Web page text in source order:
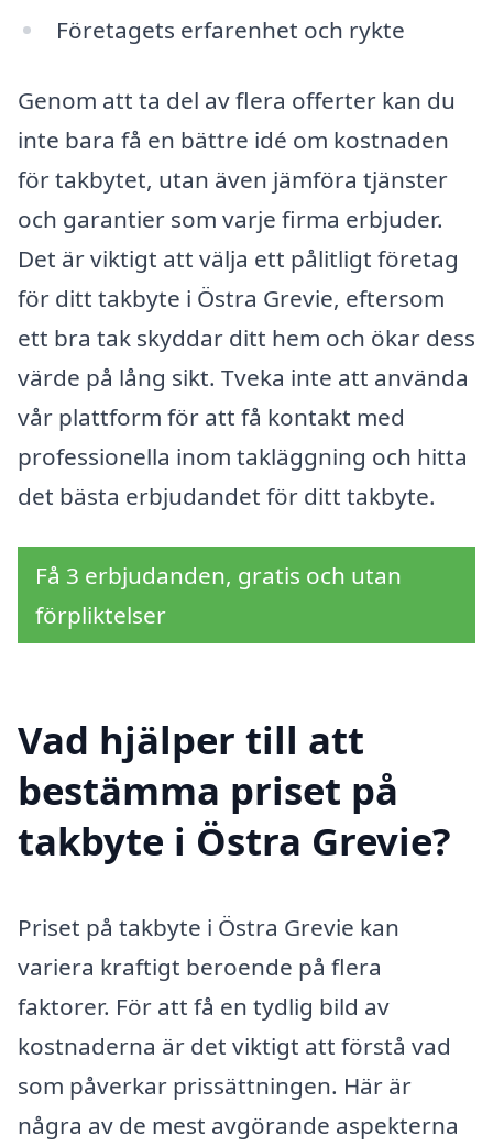
Företagets erfarenhet och rykte
Genom att ta del av flera offerter kan du
inte bara få en bättre idé om kostnaden
för takbytet, utan även jämföra tjänster
och garantier som varje firma erbjuder.
Det är viktigt att välja ett pålitligt företag
för ditt takbyte i Östra Grevie, eftersom
ett bra tak skyddar ditt hem och ökar dess
värde på lång sikt. Tveka inte att använda
vår plattform för att få kontakt med
professionella inom takläggning och hitta
det bästa erbjudandet för ditt takbyte.
Få 3 erbjudanden, gratis och utan
förpliktelser
Vad hjälper till att
bestämma priset på
takbyte i Östra Grevie?
Priset på takbyte i Östra Grevie kan
variera kraftigt beroende på flera
faktorer. För att få en tydlig bild av
kostnaderna är det viktigt att förstå vad
som påverkar prissättningen. Här är
några av de mest avgörande aspekterna